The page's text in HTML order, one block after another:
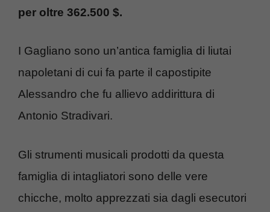
per oltre 362.500 $.
I Gagliano sono un’antica famiglia di liutai
napoletani di cui fa parte il capostipite
Alessandro che fu allievo addirittura di
Antonio Stradivari.
Gli strumenti musicali prodotti da questa
famiglia di intagliatori sono delle vere
chicche, molto apprezzati sia dagli esecutori